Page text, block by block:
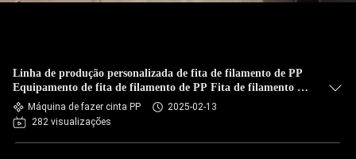
Linha de produção personalizada de fita de filamento de PP
Equipamento de fita de filamento de PP Fita de filamento de
PP para trocador de tela automático
Máquina de fazer cinta PP
2025-02-13
282 visualizações